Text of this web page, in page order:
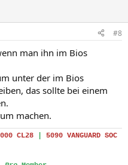
#8
man ihn im Bios
unter der im Bios
das sollte bei einem
machen.
CL28
5090 VANGUARD SOC